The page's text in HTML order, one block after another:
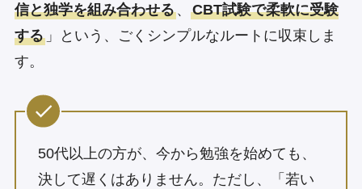
信と独学を組み合わせる、 CBT試験で柔軟に受験
する」という、ごくシンプルなルートに収束しま
す。
50代以上の方が、今から勉強を始めても、
決して遅くはありません。ただし、「若い